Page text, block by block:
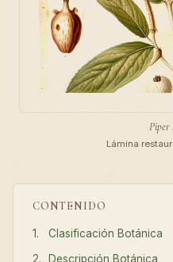
CONTENIDO
Clasificación Botánica
Descripción Botánica
Piper
Lámina